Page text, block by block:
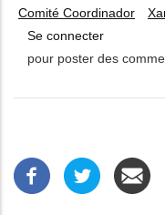
Comité Coordinador
Se connecter
pour poster des